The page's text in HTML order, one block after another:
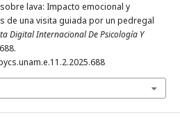
lava: Impacto emocional y
de una visita guiada por un pedregal
Digital Internacional De Psicología Y